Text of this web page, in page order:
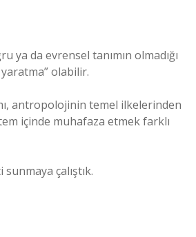
ya da evrensel tanımın olmadığı
olabilir.
antropolojinin temel ilkelerinden
içinde muhafaza etmek farklı
çalıştık.